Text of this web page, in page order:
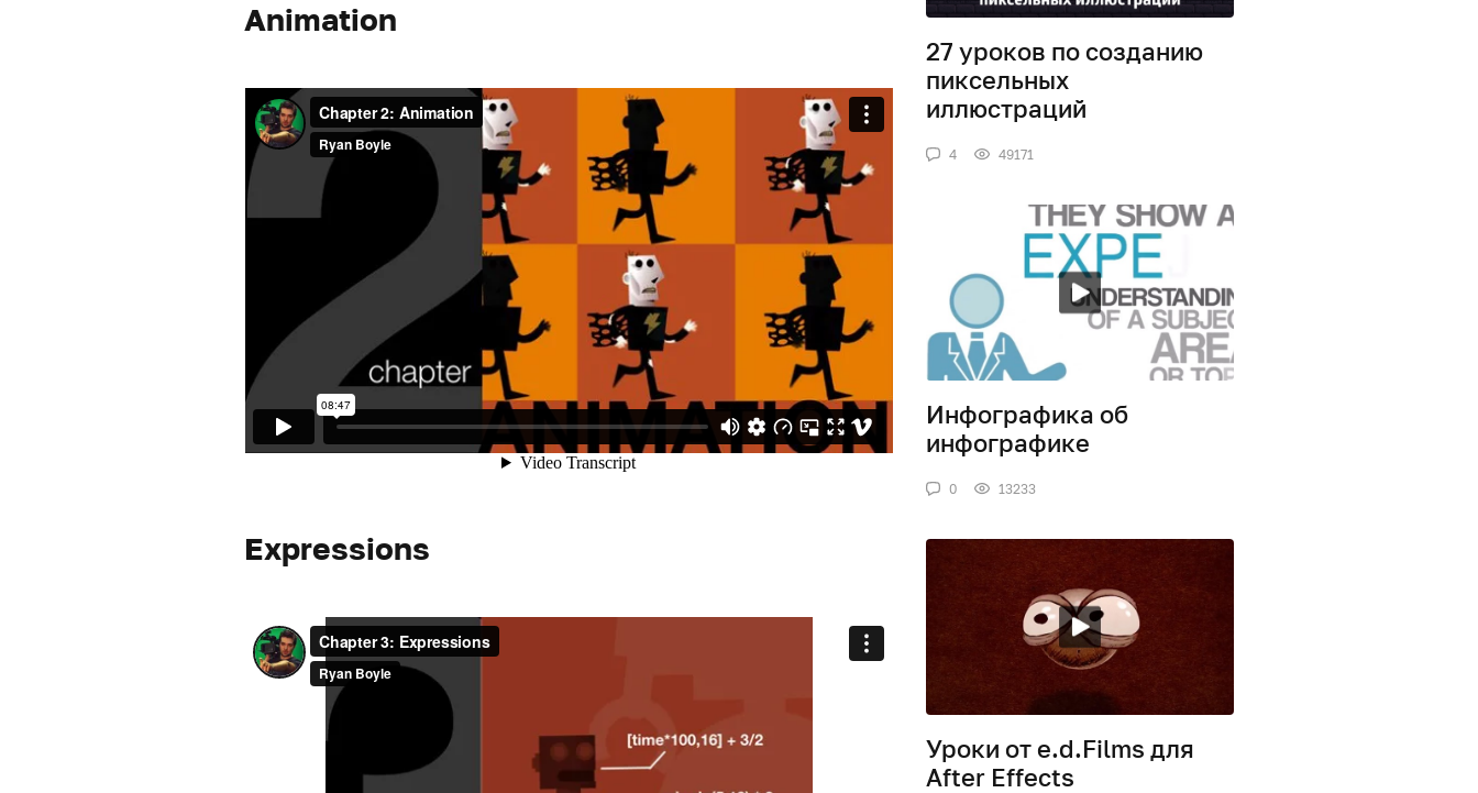
Animation
Expressions
27 уроков по созданию
пиксельных
иллюстраций
4 49171
Инфографика об
инфографике
0 13233
Уроки от e.d.Films для
After Effects